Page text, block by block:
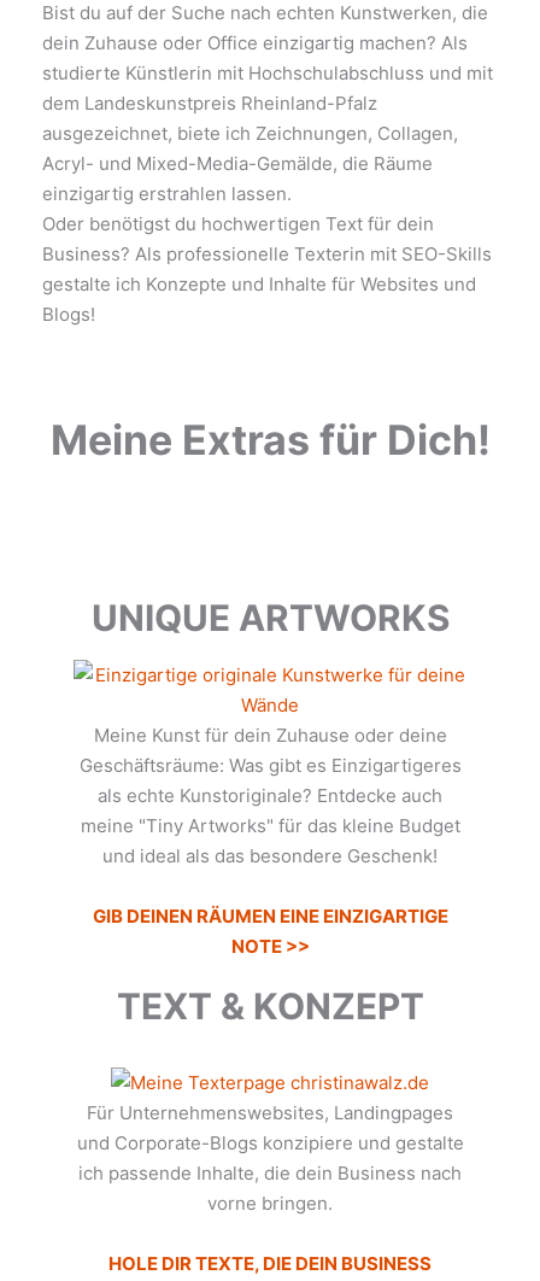
Bist du auf der Suche nach echten Kunstwerken, die
dein Zuhause oder Office einzigartig machen? Als
studierte Künstlerin mit Hochschulabschluss und mit
dem Landeskunstpreis Rheinland-Pfalz
ausgezeichnet, biete ich Zeichnungen, Collagen,
Acryl- und Mixed-Media-Gemälde, die Räume
einzigartig erstrahlen lassen.
Oder benötigst du hochwertigen Text für dein
Business? Als professionelle Texterin mit SEO-Skills
gestalte ich Konzepte und Inhalte für Websites und
Blogs!
Meine Extras für Dich!
UNIQUE ARTWORKS
Meine Kunst für dein Zuhause oder deine
Geschäftsräume: Was gibt es Einzigartigeres
als echte Kunstoriginale? Entdecke auch
meine "Tiny Artworks" für das kleine Budget
und ideal als das besondere Geschenk!
GIB DEINEN RÄUMEN EINE EINZIGARTIGE
NOTE >>
TEXT & KONZEPT
Für Unternehmenswebsites, Landingpages
und Corporate-Blogs konzipiere und gestalte
ich passende Inhalte, die dein Business nach
vorne bringen.
HOLE DIR TEXTE, DIE DEIN BUSINESS